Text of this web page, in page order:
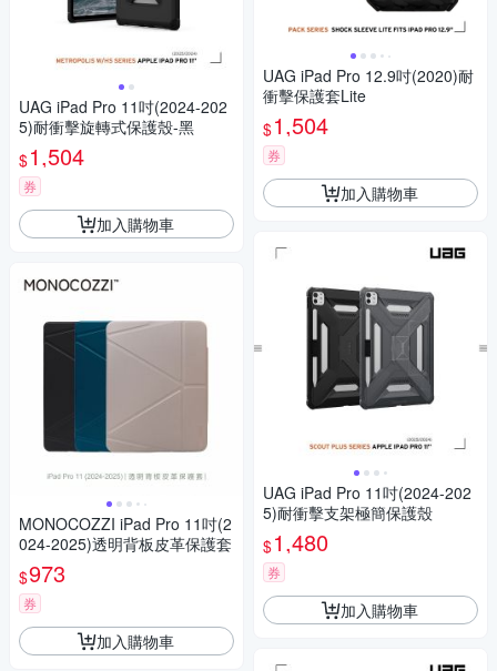
UAG iPad Pro 11吋(2024-202
5)耐衝擊旋轉式保護殼-黑
$1,504
券
加入購物車
MONOCOZZI iPad Pro 11吋(2
024-2025)透明背板皮革保護套
$973
券
加入購物車
UAG iPad Pro 12.9吋(2020)耐
衝擊保護套Lite
$1,504
券
加入購物車
UAG iPad Pro 11吋(2024-202
5)耐衝擊支架極簡保護殼
$1,480
券
加入購物車